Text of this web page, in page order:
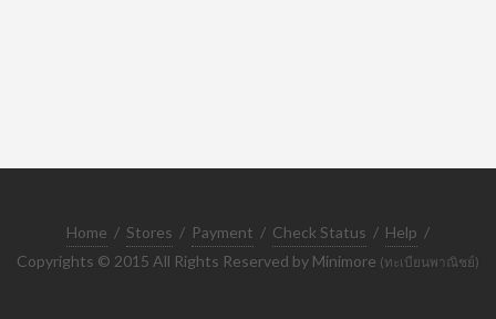
Home / Stores / Payment / Check Status / Help /
Copyrights © 2015 All Rights Reserved by Minimore (ทะเบียนพาณิชย์)